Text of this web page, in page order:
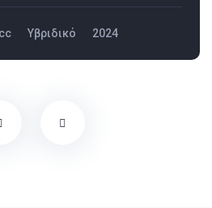
Υβριδικό 2024